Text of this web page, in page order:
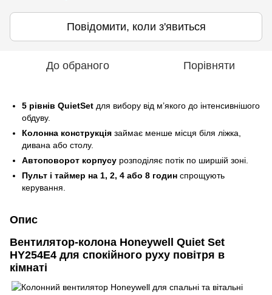
Повідомити, коли з'явиться
До обраного Порівняти
5 рівнів QuietSet для вибору від м’якого до інтенсивнішого
обдуву.
Колонна конструкція займає менше місця біля ліжка,
дивана або столу.
Автоповорот корпусу розподіляє потік по ширшій зоні.
Пульт і таймер на 1, 2, 4 або 8 годин спрощують
керування.
Опис
Вентилятор-колона Honeywell Quiet Set
HY254E4 для спокійного руху повітря в
кімнаті